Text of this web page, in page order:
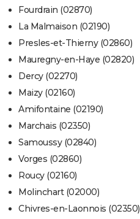
Fourdrain (02870)
La Malmaison (02190)
Presles-et-Thierny (02860)
Mauregny-en-Haye (02820)
Dercy (02270)
Maizy (02160)
Amifontaine (02190)
Marchais (02350)
Samoussy (02840)
Vorges (02860)
Roucy (02160)
Molinchart (02000)
Chivres-en-Laonnois (02350)